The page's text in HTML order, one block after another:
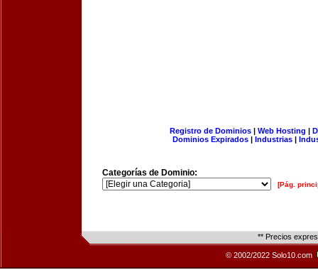
Registro de Dominios| Web Hosting |
Dominios Expirados | Industrias |
Categorías de Dominio:
[Pág.
** Precios
© 2002/2022 Solo10.com